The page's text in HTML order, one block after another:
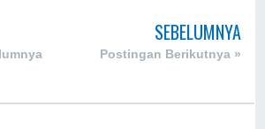
SEBELUMNYA
Postingan Berikutnya »